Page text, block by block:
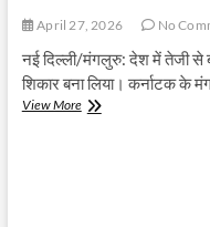
April 27, 2026 No
नई दिल्ली/मंगलुरु: देश में तेजी
शिकार बना लिया। कर्नाटक के
View Moreडिजिटल